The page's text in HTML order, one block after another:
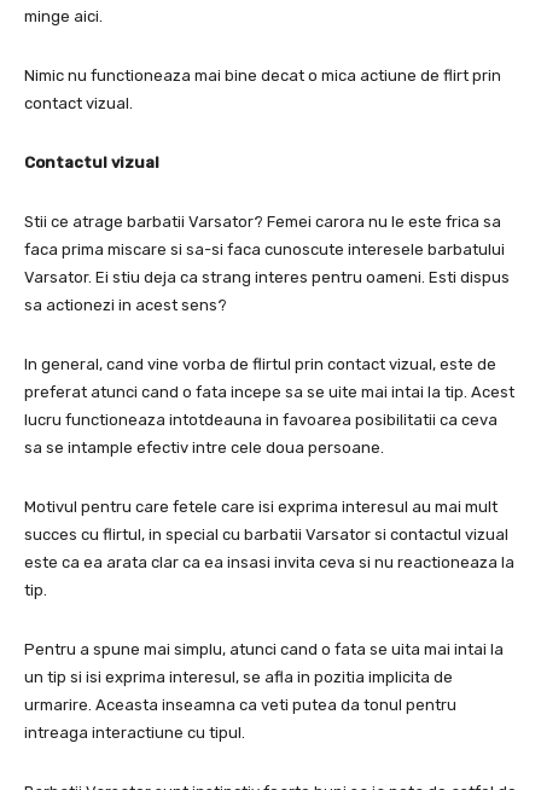
minge aici.
Nimic nu functioneaza mai bine decat o mica actiune de flirt prin
contact vizual.
Contactul vizual
Stii ce atrage barbatii Varsator? Femei carora nu le este frica sa
faca prima miscare si sa-si faca cunoscute interesele barbatului
Varsator. Ei stiu deja ca strang interes pentru oameni. Esti dispus
sa actionezi in acest sens?
In general, cand vine vorba de flirtul prin contact vizual, este de
preferat atunci cand o fata incepe sa se uite mai intai la tip. Acest
lucru functioneaza intotdeauna in favoarea posibilitatii ca ceva
sa se intample efectiv intre cele doua persoane.
Motivul pentru care fetele care isi exprima interesul au mai mult
succes cu flirtul, in special cu barbatii Varsator si contactul vizual
este ca ea arata clar ca ea insasi invita ceva si nu reactioneaza la
tip.
Pentru a spune mai simplu, atunci cand o fata se uita mai intai la
un tip si isi exprima interesul, se afla in pozitia implicita de
urmarire. Aceasta inseamna ca veti putea da tonul pentru
intreaga interactiune cu tipul.